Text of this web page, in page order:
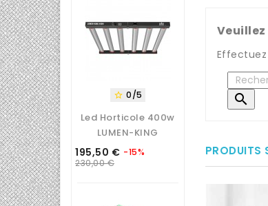
 0/5
Led Horticole 400w
LUMEN-KING
Prix
195,50 € -15%
230,00 €

PRODUITS